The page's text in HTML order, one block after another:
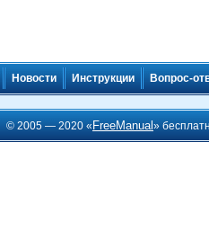
Новости Инструкции Вопрос-
© 2005 — 2020 « FreeManual»